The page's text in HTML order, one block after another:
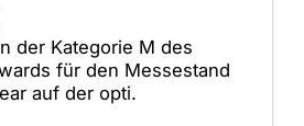
der Kategorie M des
für den Messestand
auf der opti.